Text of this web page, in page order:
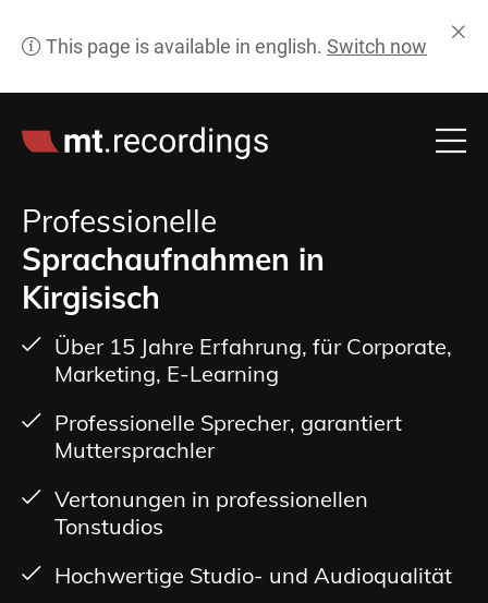
Professionelle
Sprachaufnahmen in
Kirgisisch
Über 15 Jahre Erfahrung, für Corporate,
Marketing, E-Learning
Professionelle Sprecher, garantiert
Muttersprachler
Vertonungen in professionellen
Tonstudios
Hochwertige Studio- und Audioqualität